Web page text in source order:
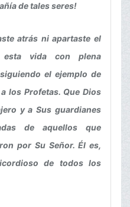
de tales seres!
atrás ni apartaste el
vida con plena
el ejemplo de
los Profetas. Que Dios
y a Sus guardianes
de aquellos que
por Su Señor. Él es,
de todos los